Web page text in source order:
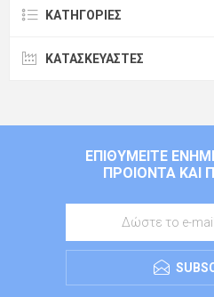
ΚΑΤΗΓΟΡΊΕΣ
ΚΑΤΑΣΚΕΥΑΣΤΈΣ
ΕΠΙΘΥΜΕΊΤΕ
ΠΡΟΙΌΝΤΑ ΚΑΙ